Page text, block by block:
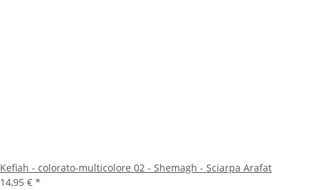
Kefiah - colorato-multicolore 02 - Shemagh - Sciarpa Arafat
14,95 € *